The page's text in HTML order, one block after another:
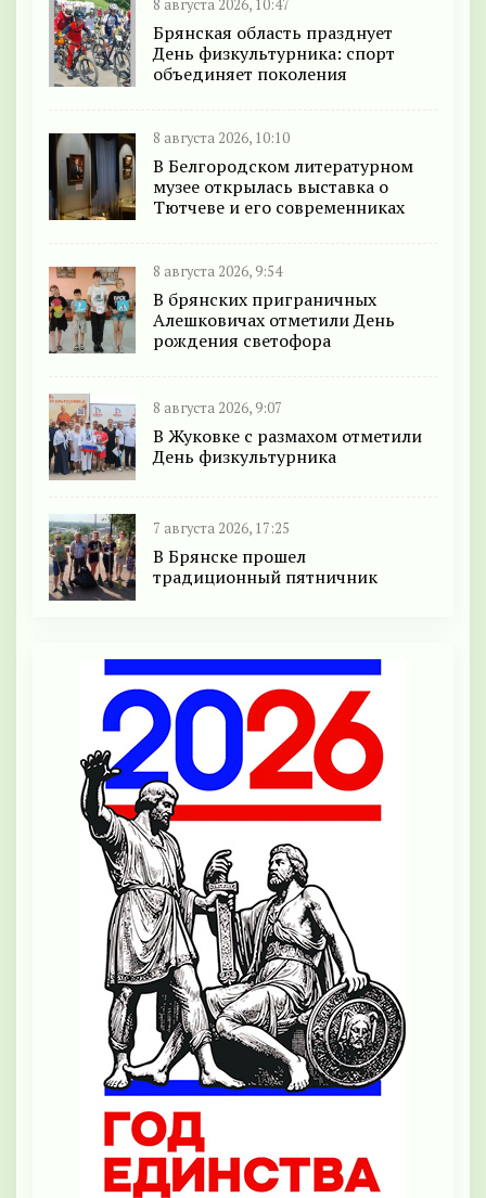
8 августа 2026, 10:47
Брянская область празднует
День физкультурника: спорт
объединяет поколения
8 августа 2026, 10:10
В Белгородском литературном
музее открылась выставка о
Тютчеве и его современниках
8 августа 2026, 9:54
В брянских приграничных
Алешковичах отметили День
рождения светофора
8 августа 2026, 9:07
В Жуковке с размахом отметили
День физкультурника
7 августа 2026, 17:25
В Брянске прошел
традиционный пятничник